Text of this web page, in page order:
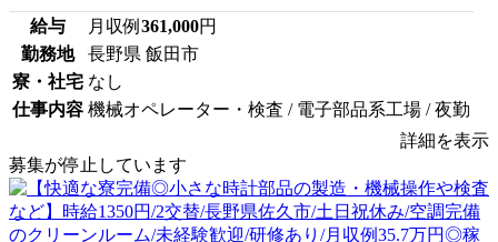
給与 月収例 361,000円
勤務地
長野県 飯田市
寮・社宅 なし
仕事内容 機械オペレーター・検査 / 電子部品系工場 / 夜勤
詳細を表示
募集が停止しています